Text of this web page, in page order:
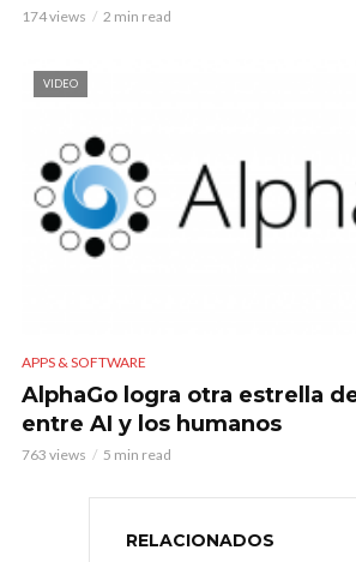
174 views 2 min read
VIDEO
APPS & SOFTWARE
AlphaGo logra otra estrella
entre AI y los humanos
763 views 5 min read
RELACIONADOS